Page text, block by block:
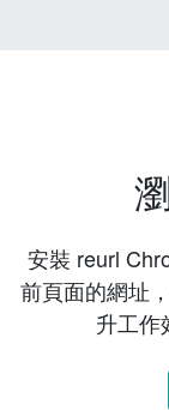
安裝 reurl
前頁面的網址
升工作